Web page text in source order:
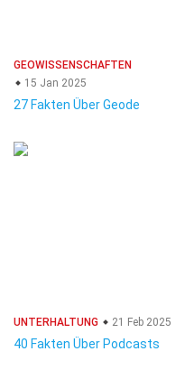
GEOWISSENSCHAFTEN
15 Jan 2025
27 Fakten Über Geode
UNTERHALTUNG 21 Feb 2025
40 Fakten Über Podcasts